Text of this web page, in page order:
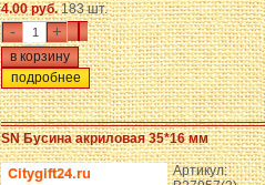
4.00 руб.183 шт.
- +
подробнее
SN Бусина акриловая 35*16 мм
Артикул: